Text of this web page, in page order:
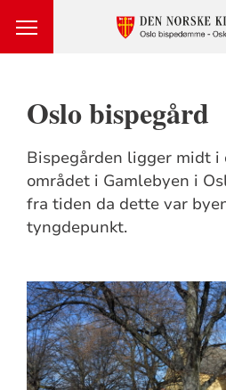
Oslo bispegård
Bispegården ligger midt i
området i Gamlebyen i
fra tiden da dette var
tyngdepunkt.